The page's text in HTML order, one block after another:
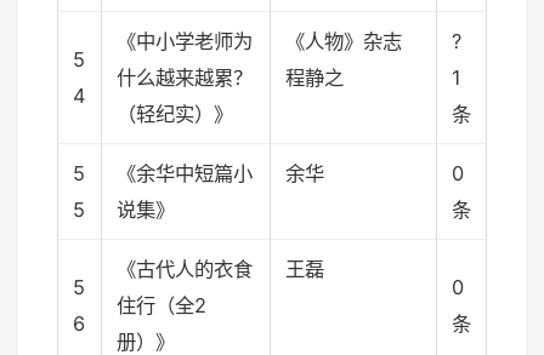
5
4
《中小学老师为
什么越来越累？
（轻纪实）》
《人物》杂志
程静之
?
1
条
5
5
《余华中短篇小
说集》
余华
0
条
5
6
《古代人的衣食
住行（全2
册）》
王磊
0
条